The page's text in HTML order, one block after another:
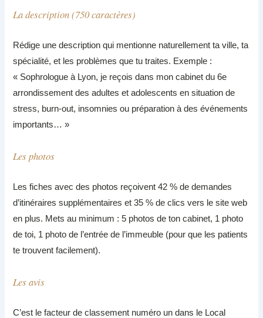
La description (750 caractères)
Rédige une description qui mentionne naturellement ta ville, ta
spécialité, et les problèmes que tu traites. Exemple :
« Sophrologue à Lyon, je reçois dans mon cabinet du 6e
arrondissement des adultes et adolescents en situation de
stress, burn-out, insomnies ou préparation à des événements
importants… »
Les photos
Les fiches avec des photos reçoivent 42 % de demandes
d’itinéraires supplémentaires et 35 % de clics vers le site web
en plus. Mets au minimum : 5 photos de ton cabinet, 1 photo
de toi, 1 photo de l’entrée de l’immeuble (pour que les patients
te trouvent facilement).
Les avis
C’est le facteur de classement numéro un dans le Local